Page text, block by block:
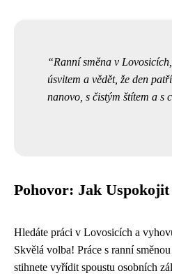
Ranní směna v
úsvitem a vědět, že den
nanovo, s čistým štítem a s
Pohovor: Jak
Hledáte práci v Lovosicích a
Skvělá volba! Práce s ranní
stihnete vyřídit spoustu osobních